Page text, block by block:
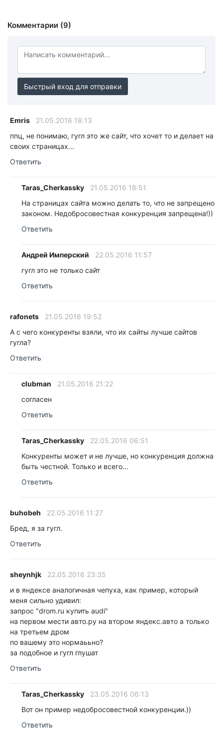
Комментарии (9)
Быстрый вход для отправки
Emris
21.05.2016 18:13
ппц, не понимаю, гугл это же сайт, что хочет то и делает на
своих страницах...
Ответить
Taras_Cherkassky
21.05.2016 18:51
На страницах сайта можно делать то, что не запрещено
законом. Недобросовестная конкуренция запрещена!))
Ответить
Андрей Имперский
22.05.2016 11:57
гугл это не только сайт
Ответить
rafonets
21.05.2016 19:52
А с чего конкуренты взяли, что их сайты лучше сайтов
гугла?
Ответить
clubman
21.05.2016 21:22
согласен
Ответить
Taras_Cherkassky
22.05.2016 06:51
Конкуренты может и не лучше, но конкуренция должна
быть честной. Только и всего...
Ответить
buhobeh
22.05.2016 11:27
Бред, я за гугл.
Ответить
sheynhjk
22.05.2016 23:35
и в яндексе аналогичная чепуха, как пример, который
меня сильно удивил:
запрос "drom.ru купить audi"
на первом мести авто.ру на втором яндекс.авто а только
на третьем дром
по вашему это нормаььно?
за подобное и гугл глушат
Ответить
Taras_Cherkassky
23.05.2016 06:13
Вот он пример недобросовестной конкуренции.))
Ответить